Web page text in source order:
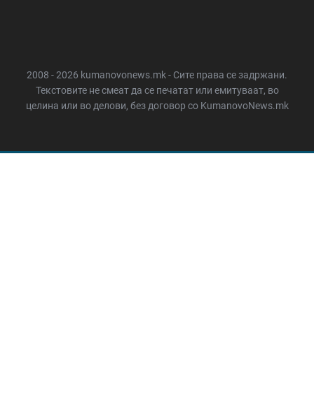
2008 - 2026 kumanovonews.mk - Сите права се задржани.
Текстовите не смеат да се печатат или емитуваат, во
целина или во делови, без договор со KumanovoNews.mk